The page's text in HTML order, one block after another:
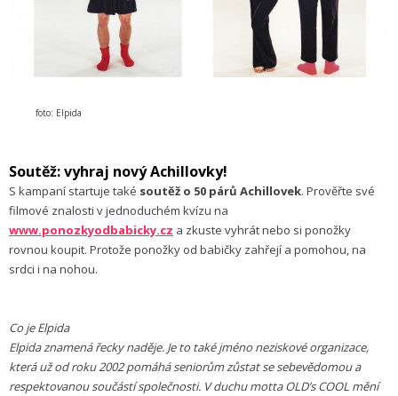
foto: Elpida
Soutěž: vyhraj nový Achillovky!
S kampaní startuje také soutěž o 50 párů Achillovek. Prověřte své
filmové znalosti v jednoduchém kvízu na
www.ponozkyodbabicky.cz a zkuste vyhrát nebo si ponožky
rovnou koupit. Protože ponožky od babičky zahřejí a pomohou, na
srdci i na nohou.
Co je Elpida
Elpida znamená řecky naděje. Je to také jméno neziskové organizace,
která už od roku 2002 pomáhá seniorům zůstat se sebevědomou a
respektovanou součástí společnosti. V duchu motta OLD’s COOL mění